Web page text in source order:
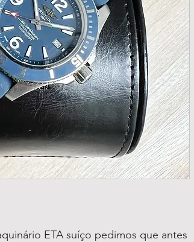
ETA suíço pedimos que antes